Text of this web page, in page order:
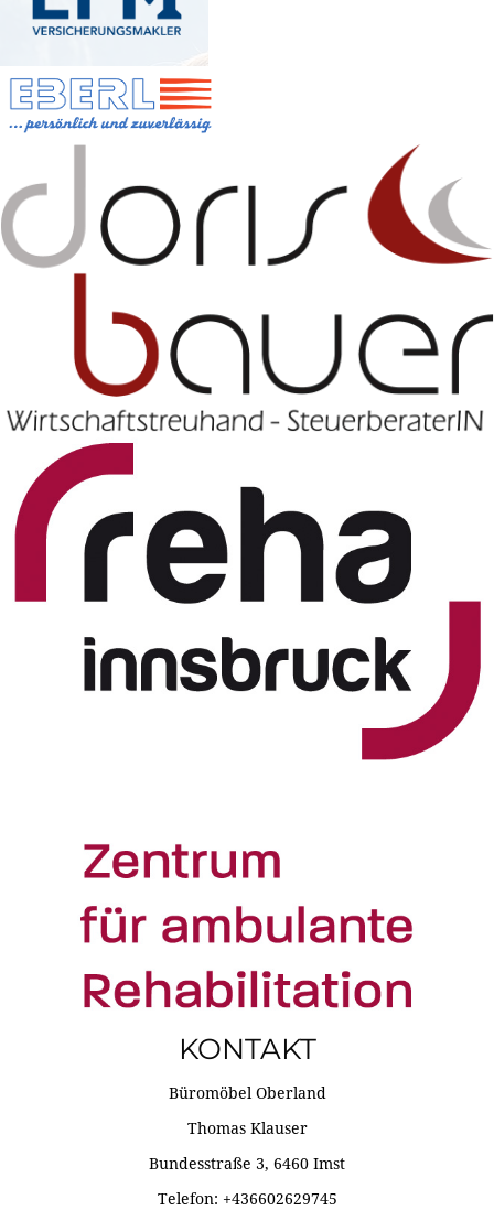
KONTAKT
Büromöbel Oberland
Thomas Klauser
Bundesstraße 3, 6460 Imst
Telefon: +436602629745